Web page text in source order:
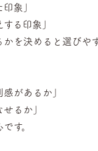
象」
る印象」
を決めると選びや
感があるか」
るか」
す。